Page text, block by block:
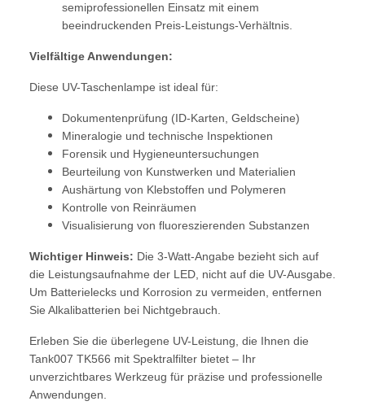
semiprofessionellen Einsatz mit einem
beeindruckenden Preis-Leistungs-Verhältnis.
Vielfältige Anwendungen:
Diese UV-Taschenlampe ist ideal für:
Dokumentenprüfung (ID-Karten, Geldscheine)
Mineralogie und technische Inspektionen
Forensik und Hygieneuntersuchungen
Beurteilung von Kunstwerken und Materialien
Aushärtung von Klebstoffen und Polymeren
Kontrolle von Reinräumen
Visualisierung von fluoreszierenden Substanzen
Wichtiger Hinweis: Die 3-Watt-Angabe bezieht sich auf
die Leistungsaufnahme der LED, nicht auf die UV-Ausgabe.
Um Batterielecks und Korrosion zu vermeiden, entfernen
Sie Alkalibatterien bei Nichtgebrauch.
Erleben Sie die überlegene UV-Leistung, die Ihnen die
Tank007 TK566 mit Spektralfilter bietet – Ihr
unverzichtbares Werkzeug für präzise und professionelle
Anwendungen.